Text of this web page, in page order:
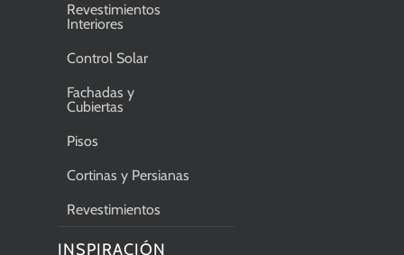
Revestimientos
Interiores
Control Solar
Fachadas y
Cubiertas
Pisos
Cortinas y Persianas
Revestimientos
INSPIRACIÓN